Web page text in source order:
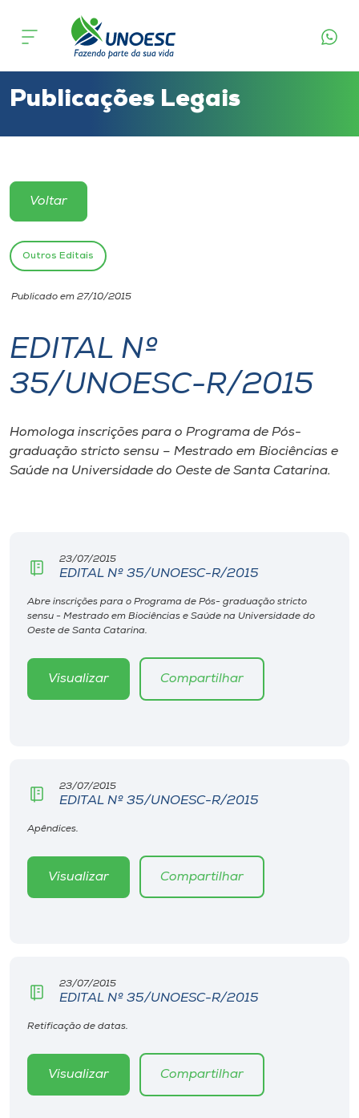
Cursos
Atendimento ao Estudante
Portal de Ensino
Unoesc
Internacionalização
I.nova
Diplomados
Editora
Rádio
Store
Selecione
Publicações Legais
Voltar
Outros Editais
Publicado em 27/10/2015
EDITAL Nº
35/UNOESC-R/2015
Homologa inscrições para o Programa de Pós-
graduação stricto sensu – Mestrado em Biociências e
Saúde na Universidade do Oeste de Santa Catarina.
23/07/2015
EDITAL Nº 35/UNOESC-R/2015
Abre inscrições para o Programa de Pós- graduação stricto
sensu - Mestrado em Biociências e Saúde na Universidade do
Oeste de Santa Catarina.
Visualizar Compartilhar
23/07/2015
EDITAL Nº 35/UNOESC-R/2015
Apêndices.
Visualizar Compartilhar
23/07/2015
EDITAL Nº 35/UNOESC-R/2015
Retificação de datas.
Visualizar Compartilhar